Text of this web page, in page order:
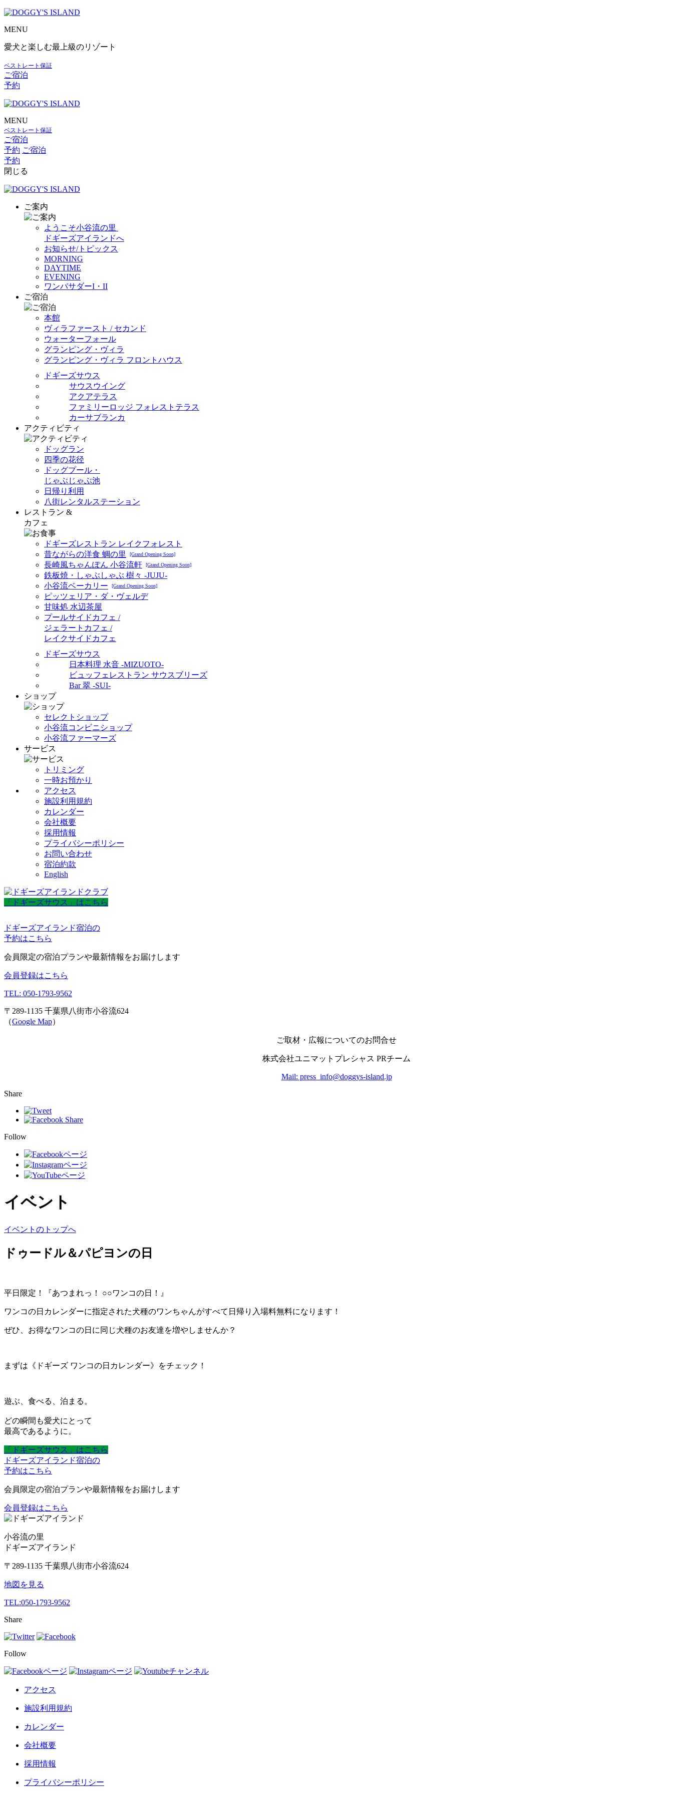
MENU
愛犬と楽しむ最上級のリゾート
ベストレート保証
ご宿泊
予約
MENU
ベストレート保証
ご宿泊
予約 ご宿泊
予約
閉じる
ご案内
ようこそ小谷流の里
ドギーズアイランドへ
お知らせ/トピックス
MORNING
DAYTIME
EVENING
ワンバサダーI・II
ご宿泊
本館
ヴィラファースト / セカンド
ウォーターフォール
グランピング・ヴィラ
グランピング・ヴィラ フロントハウス
ドギーズサウス
サウスウイング
アクアテラス
ファミリーロッジ フォレストテラス
カーサブランカ
アクティビティ
ドッグラン
四季の花径
ドッグプール・
じゃぶじゃぶ池
日帰り利用
八街レンタルステーション
レストラン &
カフェ
ドギーズレストラン レイクフォレスト
昔ながらの洋食 蜩の里
[Grand Opening Soon]
長崎風ちゃんぽん 小谷流軒 [Grand Opening Soon]
鉄板焼・しゃぶしゃぶ 樹々 -JUJU-
小谷流ベーカリー
[Grand Opening Soon]
ピッツェリア・ダ・ヴェルデ
甘味処 水辺茶屋
プールサイドカフェ /
ジェラートカフェ /
レイクサイドカフェ
ドギーズサウス
日本料理 水音 -MIZUOTO-
ビュッフェレストラン サウスブリーズ
Bar 翠 -SUI-
ショップ
セレクトショップ
小谷流コンビニショップ
小谷流ファーマーズ
サービス
トリミング
一時お預かり
アクセス
施設利用規約
カレンダー
会社概要
採用情報
プライバシーポリシー
お問い合わせ
宿泊約款
English
「ドギーズサウス」はこちら
ドギーズアイランド宿泊の
予約はこちら
会員限定の宿泊プランや最新情報をお届けします
会員登録はこちら
TEL: 050-1793-9562
〒289-1135 千葉県八街市小谷流624
（Google Map）
ご取材・広報についてのお問合せ
株式会社ユニマットプレシャス PRチーム
Mail: press_info@doggys-island.jp
Share
Follow
イベント
イベントのトップへ
ドゥードル＆パピヨンの日
平日限定！『あつまれっ！ ○○ワンコの日！』
ワンコの日カレンダーに指定された犬種のワンちゃんがすべて日帰り入場料無料になります！
ぜひ、お得なワンコの日に同じ犬種のお友達を増やしませんか？
まずは《ドギーズ ワンコの日カレンダー》をチェック！
遊ぶ、食べる、泊まる。
どの瞬間も愛犬にとって
最高であるように。
「ドギーズサウス」はこちら
ドギーズアイランド宿泊の
予約はこちら
会員限定の宿泊プランや最新情報をお届けします
会員登録はこちら
小谷流の里
ドギーズアイランド
〒289-1135 千葉県八街市小谷流624
地図を見る
TEL:050-1793-9562
Share
Follow
アクセス
施設利用規約
カレンダー
会社概要
採用情報
プライバシーポリシー